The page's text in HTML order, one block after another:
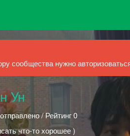
сообщества нужно
Ун
/ Рейтинг 0
что-то хорошее )